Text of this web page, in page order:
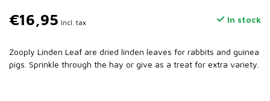
€16,95 Incl. tax In stock
Zooply Linden Leaf are dried linden leaves for rabbits and guinea
pigs. Sprinkle through the hay or give as a treat for extra variety.